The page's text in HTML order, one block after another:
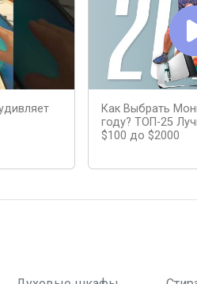
Как Выбрать
году? ТОП-25
$100 до $2000